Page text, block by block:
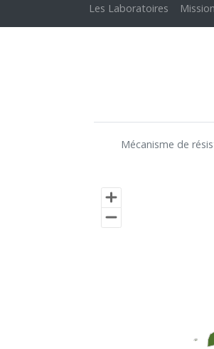
Les Laboratoires
Mécanisme de